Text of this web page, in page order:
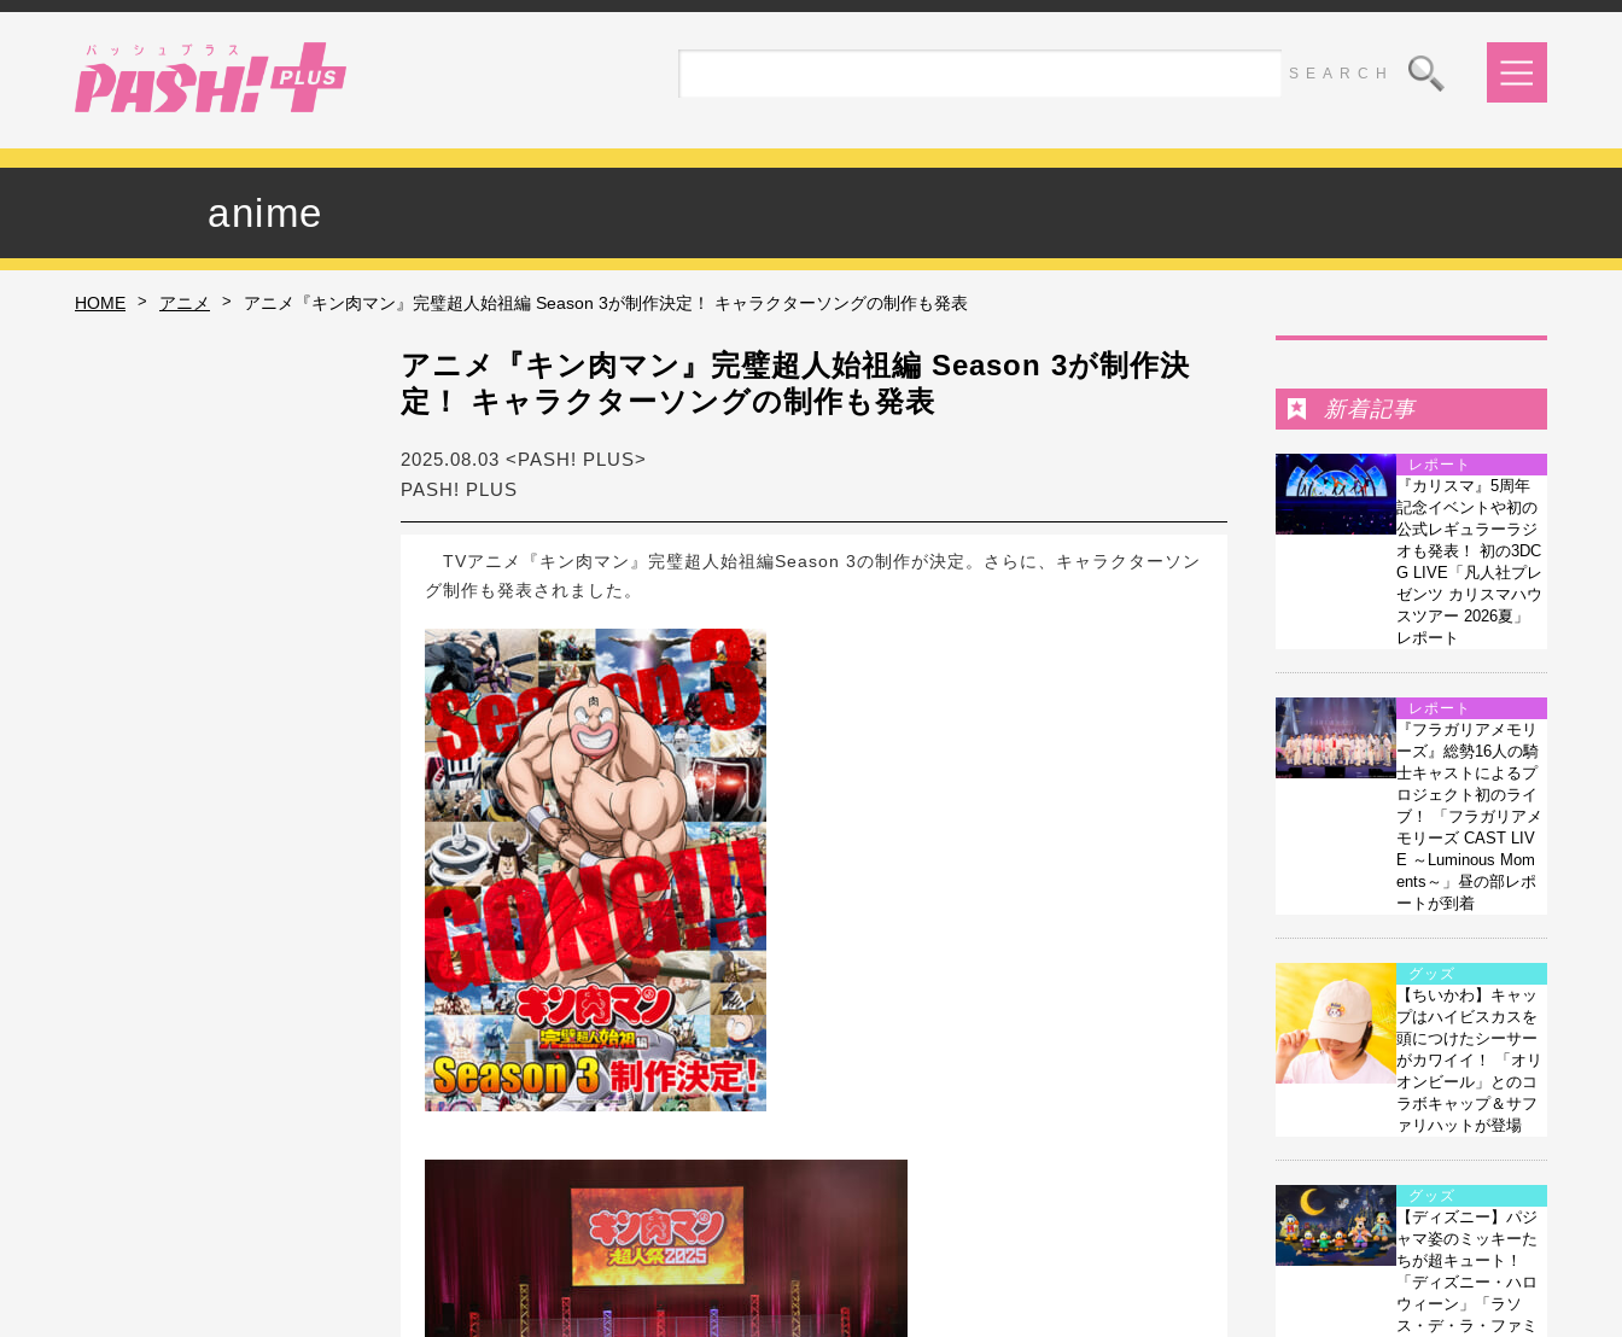
anime
HOME > アニメ > アニメ『キン肉マン』完璧超人始祖編 Season 3が制作決定！ キャラクターソングの制作も発表
アニメ『キン肉マン』完璧超人始祖編 Season 3が制作決
定！ キャラクターソングの制作も発表
2025.08.03 <PASH! PLUS>
PASH! PLUS
TVアニメ『キン肉マン』完璧超人始祖編Season 3の制作が決定。さらに、キャラクターソン
グ制作も発表されました。
新着記事
レポート
『カリスマ』5周年
記念イベントや初の
公式レギュラーラジ
オも発表！ 初の3DC
G LIVE「凡人社プレ
ゼンツ カリスマハウ
スツアー 2026夏」
レポート
レポート
『フラガリアメモリ
ーズ』総勢16人の騎
士キャストによるプ
ロジェクト初のライ
ブ！ 「フラガリアメ
モリーズ CAST LIV
E ～Luminous Mom
ents～」昼の部レポ
ートが到着
グッズ
【ちいかわ】キャッ
プはハイビスカスを
頭につけたシーサー
がカワイイ！ 「オリ
オンビール」とのコ
ラボキャップ＆サフ
ァリハットが登場
グッズ
【ディズニー】パジ
ャマ姿のミッキーた
ちが超キュート！
「ディズニー・ハロ
ウィーン」「ラソ
ス・デ・ラ・ファミ